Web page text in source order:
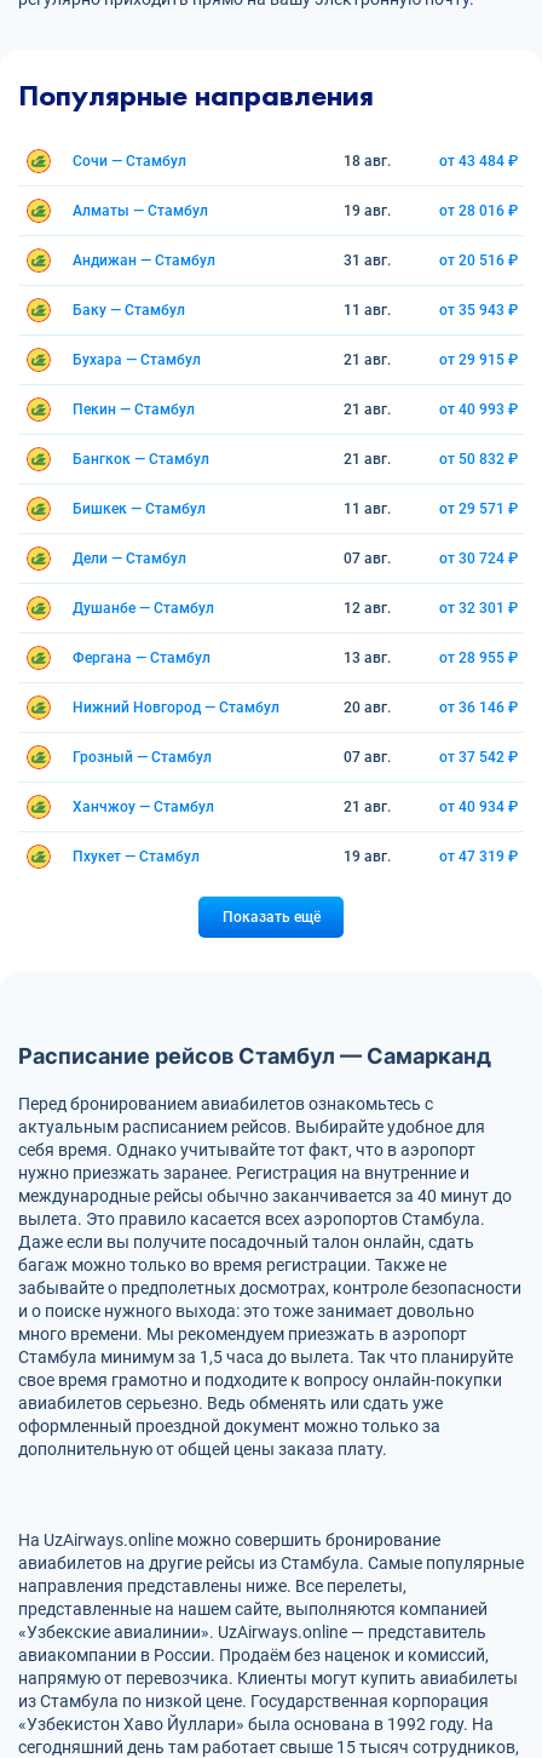
Популярные направления
Сочи — Стамбул 18 авг. от 43 484 ₽
Алматы — Стамбул 19 авг. от 28 016 ₽
Андижан — Стамбул 31 авг. от 20 516 ₽
Баку — Стамбул 11 авг. от 35 943 ₽
Бухара — Стамбул 21 авг. от 29 915 ₽
Пекин — Стамбул 21 авг. от 40 993 ₽
Бангкок — Стамбул 21 авг. от 50 832 ₽
Бишкек — Стамбул 11 авг. от 29 571 ₽
Дели — Стамбул 07 авг. от 30 724 ₽
Душанбе — Стамбул 12 авг. от 32 301 ₽
Фергана — Стамбул 13 авг. от 28 955 ₽
Нижний Новгород — Стамбул 20 авг. от 36 146 ₽
Грозный — Стамбул 07 авг. от 37 542 ₽
Ханчжоу — Стамбул 21 авг. от 40 934 ₽
Пхукет — Стамбул 19 авг. от 47 319 ₽
Показать ещё
Расписание рейсов Стамбул — Самарканд
Перед бронированием авиабилетов ознакомьтесь с
актуальным расписанием рейсов. Выбирайте удобное для
себя время. Однако учитывайте тот факт, что в аэропорт
нужно приезжать заранее. Регистрация на внутренние и
международные рейсы обычно заканчивается за 40 минут до
вылета. Это правило касается всех аэропортов Стамбула.
Даже если вы получите посадочный талон онлайн, сдать
багаж можно только во время регистрации. Также не
забывайте о предполетных досмотрах, контроле безопасности
и о поиске нужного выхода: это тоже занимает довольно
много времени. Мы рекомендуем приезжать в аэропорт
Стамбула минимум за 1,5 часа до вылета. Так что планируйте
свое время грамотно и подходите к вопросу онлайн-покупки
авиабилетов серьезно. Ведь обменять или сдать уже
оформленный проездной документ можно только за
дополнительную от общей цены заказа плату.
На UzAirways.online можно совершить бронирование
авиабилетов на другие рейсы из Стамбула. Самые популярные
направления представлены ниже. Все перелеты,
представленные на нашем сайте, выполняются компанией
«Узбекские авиалинии». UzAirways.online — представитель
авиакомпании в России. Продаём без наценок и комиссий,
напрямую от перевозчика. Клиенты могут купить авиабилеты
из Стамбула по низкой цене. Государственная корпорация
«Узбекистон Хаво Йуллари» была основана в 1992 году. На
сегодняшний день там работает свыше 15 тысяч сотрудников,